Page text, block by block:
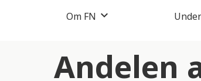
Om FN
Andelen